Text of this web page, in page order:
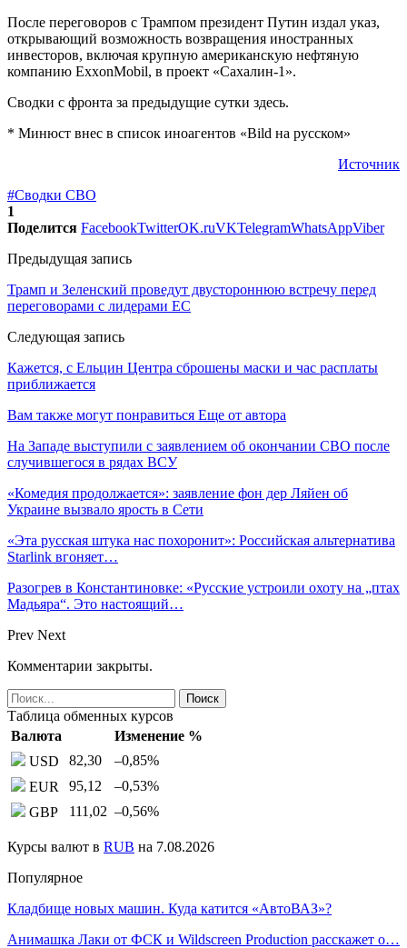
После переговоров с Трампом президент Путин издал указ,
открывающий возможность возвращения иностранных
инвесторов, включая крупную американскую нефтяную
компанию ExxonMobil, в проект «Сахалин-1».
Сводки с фронта за предыдущие сутки здесь.
* Минюст внес в список иноагентов «Bild на русском»
Источник
#Сводки СВО
1
Поделится FacebookTwitterOK.ruVKTelegramWhatsAppViber
Предыдущая запись
Трамп и Зеленский проведут двустороннюю встречу перед
переговорами с лидерами ЕC
Следующая запись
Кажется, с Ельцин Центра сброшены маски и час расплаты
приближается
Вам также могут понравиться Еще от автора
На Западе выступили с заявлением об окончании СВО после
случившегося в рядах ВСУ
«Комедия продолжается»: заявление фон дер Ляйен об
Украине вызвало ярость в Сети
«Эта русская штука нас похоронит»: Российская альтернатива
Starlink вгоняет…
Разогрев в Константиновке: «Русские устроили охоту на „птах
Мадьяра“. Это настоящий…
Prev Next
Комментарии закрыты.
Таблица обменных курсов
Валюта
Изменение %
USD
82,30 –0,85%
EUR
95,12 –0,53%
GBP
111,02 –0,56%
Курсы валют в RUB на 7.08.2026
Популярное
Кладбище новых машин. Куда катится «АвтоВАЗ»?
Анимашка Лаки от ФСК и Wildscreen Production расскажет о…